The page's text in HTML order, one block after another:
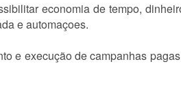
economia de tempo,
e automaçoes.
e execução de campanhas